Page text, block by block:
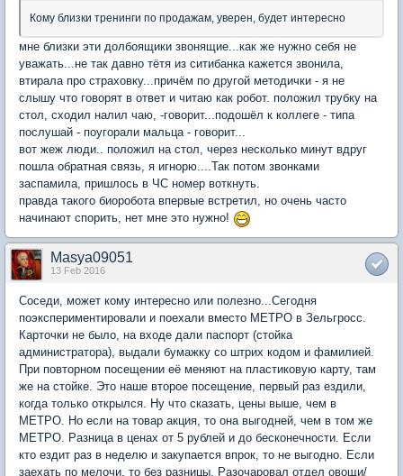
Кому близки тренинги по продажам, уверен, будет интересно
мне близки эти долбоящики звонящие...как же нужно себя не
уважать...не так давно тётя из ситибанка кажется звонила,
втирала про страховку...причём по другой методички - я не
слышу что говорят в ответ и читаю как робот. положил трубку на
стол, сходил налил чаю, -говорит...подошёл к коллеге - типа
послушай - поугорали мальца - говорит...
вот жеж люди.. положил на стол, через несколько минут вдруг
пошла обратная связь, я игнорю....Так потом звонками
заспамила, пришлось в ЧС номер воткнуть.
правда такого биоробота впервые встретил, но очень часто
начинают спорить, нет мне это нужно!
Masya09051
13 Feb 2016
Соседи, может кому интересно или полезно...Сегодня
поэкспериментировали и поехали вместо МЕТРО в Зельгросс.
Карточки не было, на входе дали паспорт (стойка
администратора), выдали бумажку со штрих кодом и фамилией.
При повторном посещении её меняют на пластиковую карту, там
же на стойке. Это наше второе посещение, первый раз ездили,
когда только открылся. Ну что сказать, цены выше, чем в
МЕТРО. Но если на товар акция, то она выгодней, чем в том же
МЕТРО. Разница в ценах от 5 рублей и до бесконечности. Если
кто ездит раз в неделю и закупается впрок, то не выгодно. Если
заехать по мелочи, то без разницы. Разочаровал отдел овощи/